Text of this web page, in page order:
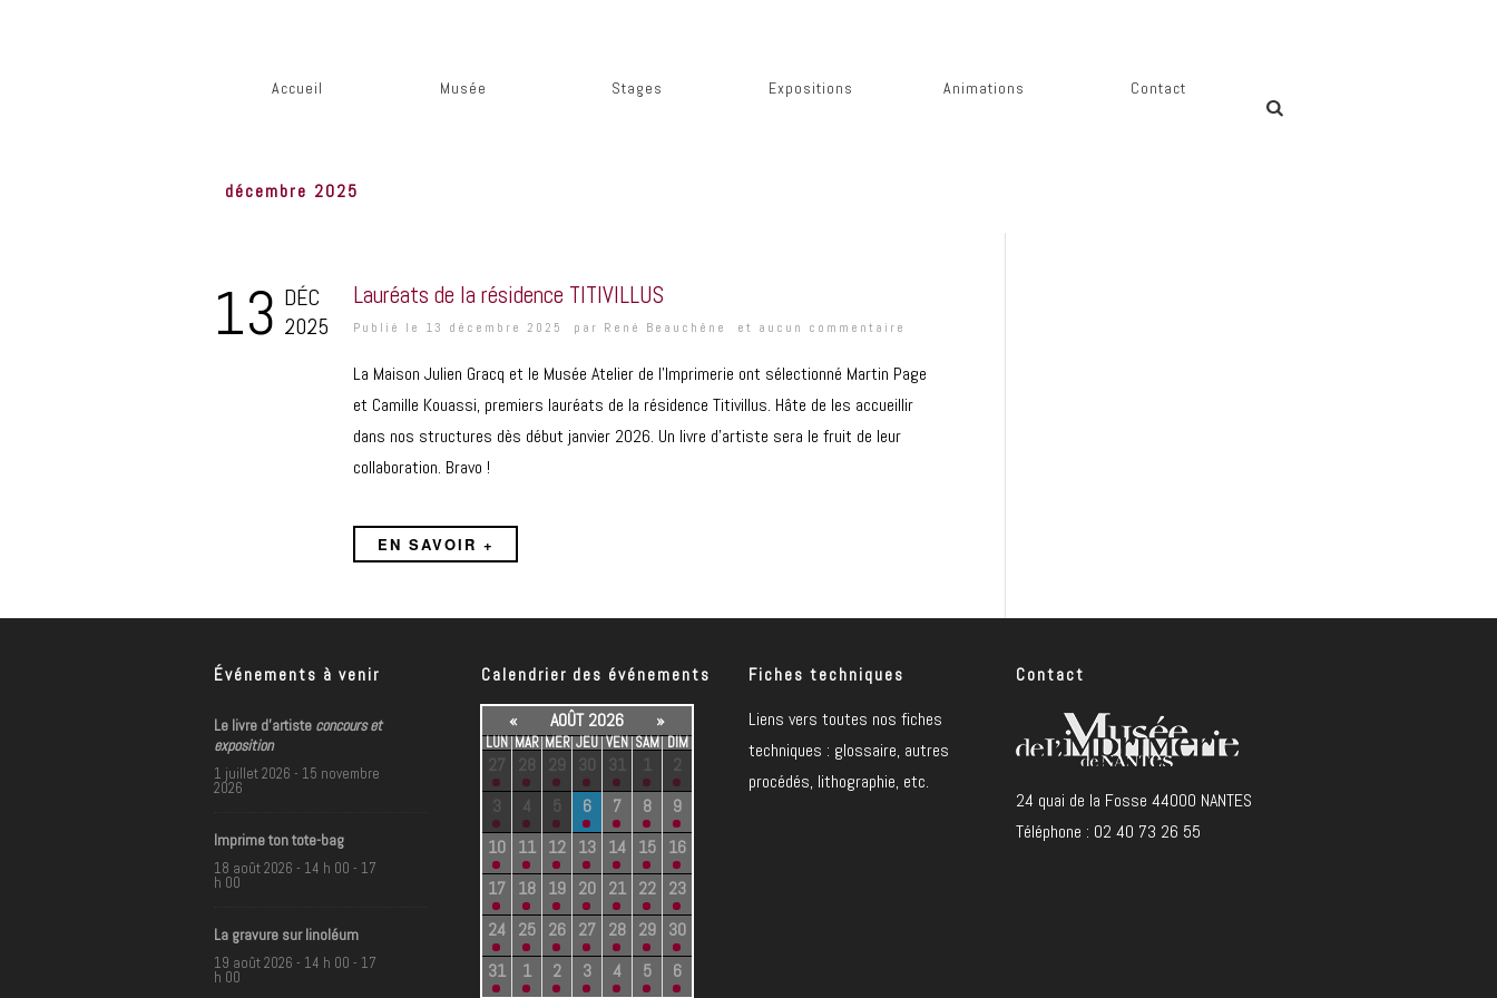
Accueil Musée Stages Expositions Animations Contact
décembre 2025
13 DÉC
2025
Lauréats de la résidence TITIVILLUS
Publié le 13 décembre 2025 par René Beauchêne et aucun commentaire
La Maison Julien Gracq et le Musée Atelier de l’Imprimerie ont sélectionné Martin Page
et Camille Kouassi, premiers lauréats de la résidence Titivillus. Hâte de les accueillir
dans nos structures dès début janvier 2026. Un livre d’artiste sera le fruit de leur
collaboration. Bravo !
EN SAVOIR +
Événements à venir
Le livre d’artiste concours et
exposition
1 juillet 2026 - 15 novembre
2026
Imprime ton tote-bag
18 août 2026 - 14 h 00 - 17
h 00
La gravure sur linoléum
19 août 2026 - 14 h 00 - 17
h 00
Calendrier des événements
« AOÛT 2026 »
LUN MAR MER JEU VEN SAM DIM
27 28 29 30 31 1
2
3
4 5 6 7 8
9
10 11 12 13 14 15 16
17 18 19 20 21 22 23
24 25 26 27 28 29 30
31
1 2 3 4 5 6
Fiches techniques
Liens vers toutes nos fiches
techniques : glossaire, autres
procédés, lithographie, etc.
Contact
24 quai de la Fosse 44000 NANTES
Téléphone : 02 40 73 26 55